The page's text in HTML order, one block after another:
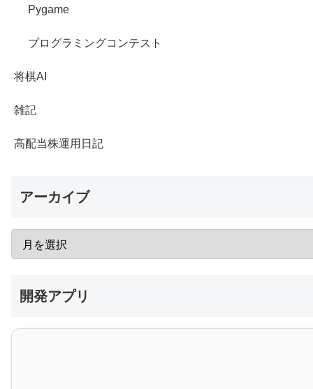
Pygame
プログラミングコンテスト
将棋AI
雑記
高配当株運用日記
アーカイブ
開発アプリ